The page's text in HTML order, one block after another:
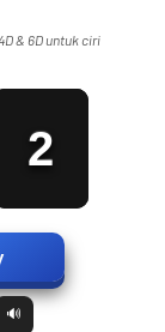
& 6D untuk ciri
1
2
3
🔊